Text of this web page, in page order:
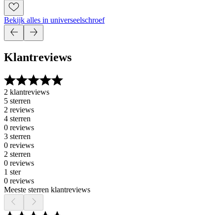
Bekijk alles in universeelschroef
Klantreviews
2 klantreviews
5 sterren
2 reviews
4 sterren
0 reviews
3 sterren
0 reviews
2 sterren
0 reviews
1 ster
0 reviews
Meeste sterren klantreviews